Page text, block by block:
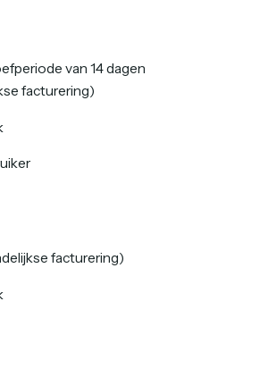
van 14 dagen
facturering)
facturering)